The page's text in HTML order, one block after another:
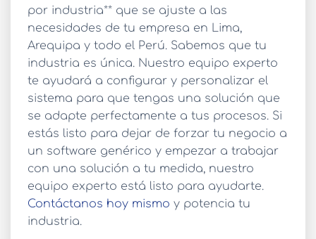
por industria** que se ajuste a las
necesidades de tu empresa en Lima,
Arequipa y todo el Perú. Sabemos que tu
industria es única. Nuestro equipo experto
te ayudará a configurar y personalizar el
sistema para que tengas una solución que
se adapte perfectamente a tus procesos. Si
estás listo para dejar de forzar tu negocio a
un software genérico y empezar a trabajar
con una solución a tu medida, nuestro
equipo experto está listo para ayudarte.
Contáctanos hoy mismo y potencia tu
industria.